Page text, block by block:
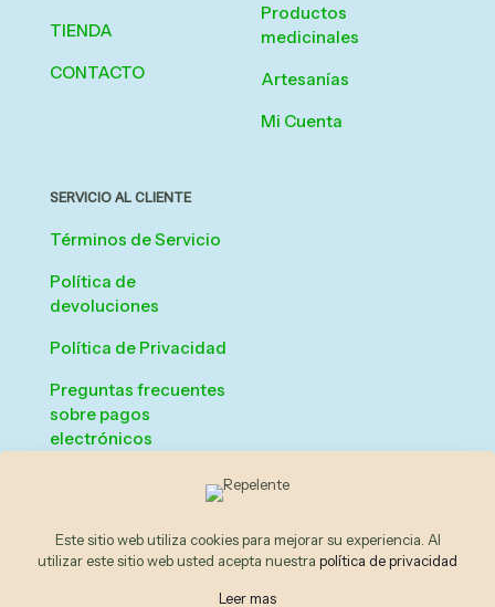
TIENDA
CONTACTO
Productos
medicinales
Artesanías
Mi Cuenta
SERVICIO AL CLIENTE
Términos de Servicio
Política de
devoluciones
Política de Privacidad
Preguntas frecuentes
sobre pagos
electrónicos
© 2026 Ecotienda La Ceiba | All Rights Reserved | Powered
Este sitio web utiliza cookies para mejorar su experiencia. Al
utilizar este sitio web usted acepta nuestra política de privacidad
Leer mas